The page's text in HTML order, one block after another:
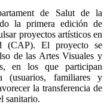
de Salut de la
la primera edición de
proyectos artísticos en
(CAP). El proyecto se
de las Artes Visuales y
en los que participan
(usuarios, familiares y
la transferencia de
sanitario.